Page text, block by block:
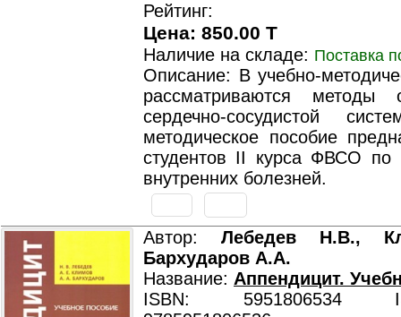
Рейтинг:
Цена: 850.00 T
Наличие на складе: Поставка
Описание: В учебно-
рассматриваются методы
сердечно-сосудистой
методическое пособие
студентов II курса ФВСО по
внутренних болезней.
Автор: Лебедев Н.В.,
Бархударов А.А.
Название: Аппендицит.
ISBN: 5951806534